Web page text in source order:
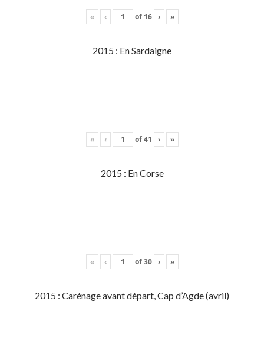
« ‹ of 16 › »
2015 : En Sardaigne
« ‹ of41 › »
2015 : En Corse
« ‹ of30 › »
2015 : Carénage avant départ, Cap d’Agde (avril)